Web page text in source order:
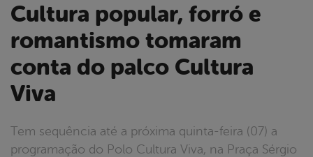
Cultura popular, forró e
romantismo tomaram
conta do palco Cultura
Viva
Tem sequência até a próxima quinta-feira (07) a
programação do Polo Cultura Viva, na Praça Sérgio